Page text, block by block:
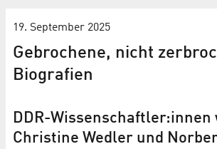
19. September 2025
Gebrochene, nicht
Biografien
DDR-Wissenschaftler:innen
Christine Wedler und